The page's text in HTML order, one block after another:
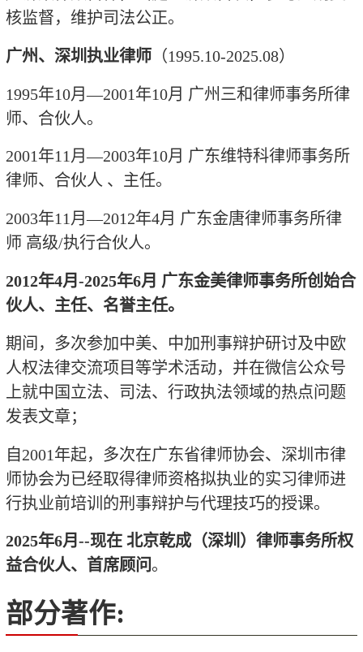
核监督，维护司法公正。
广州、深圳执业律师 （1995.10-2025.08）
1995年10月—2001年10月 广州三和律师事务所律
师、合伙人。
2001年11 月—2003年10月 广东维特科律师事务所
律师、合伙人 、主任。
2003年11 月—2012年4月 广东金唐律师事务所律
师 高级/执行合伙人。
2012年4月 -2025年6月 广东金美律师事务所创始合
伙人、主任、名誉主任。
期间，多次参加中美、中加刑事辩护研讨及中欧
人权法律交流项目等学术活动，并在微信公众号
上就中国立法、司法、行政执法领域的热点问题
发表文章；
自2001年起，多次在广东省律师协会、深圳市律
师协会为已经取得律师资格拟执业的实习律师进
行执业前培训的刑事辩护与代理技巧的授课。
2025年6月 --现在 北京乾成（深圳）律师事务所权
益合伙人、首席顾问 。
部分著作: